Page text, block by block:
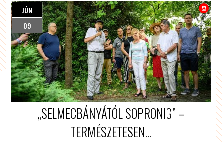
JÚN
09
„SELMECBÁNYÁTÓL SOPRONIG” –
TERMÉSZETESEN...